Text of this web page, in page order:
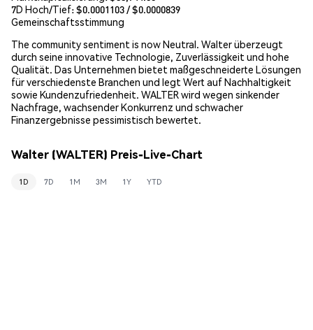
7D Hoch/Tief: $0.0001103/ $0.0000839
Gemeinschaftsstimmung
The community sentiment is now Neutral. Walter überzeugt
durch seine innovative Technologie, Zuverlässigkeit und hohe
Qualität. Das Unternehmen bietet maßgeschneiderte Lösungen
für verschiedenste Branchen und legt Wert auf Nachhaltigkeit
sowie Kundenzufriedenheit. WALTER wird wegen sinkender
Nachfrage, wachsender Konkurrenz und schwacher
Finanzergebnisse pessimistisch bewertet.
Walter (WALTER) Preis-Live-Chart
1D 7D 1M 3M 1Y YTD